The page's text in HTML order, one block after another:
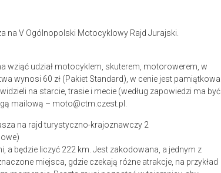
na V Ogólnopolski Motocyklowy Rajd Jurajski.
udział motocyklem, skuterem, motorowerem, w
wynosi 60 zł (Pakiet Standard), w cenie jest pamiątkowa
na starcie, trasie i mecie (według zapowiedzi ma być
mailową – moto@ctm.czest.pl.
będzie liczyć 222 km. Jest zakodowana, a jednym z
miejsca, gdzie czekają różne atrakcje, na przykład